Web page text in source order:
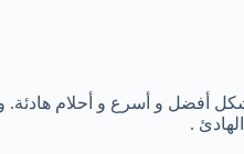
أفضل و أسرع و أحلام